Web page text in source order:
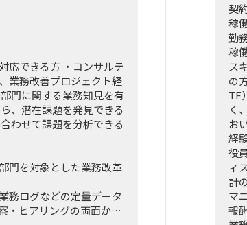
応できる方 ・コンサルテ
業務改善プロジェクト経
門に関する業務知見を有
、潜在課題を発見できる
わせて課題を分析できる
門を対象とした業務改革
務ログなどの定量データ
・ヒアリングの両面か
契
稼
勤
稼
ス
の
TF
く
お
経
役
ィ
計
マ
報